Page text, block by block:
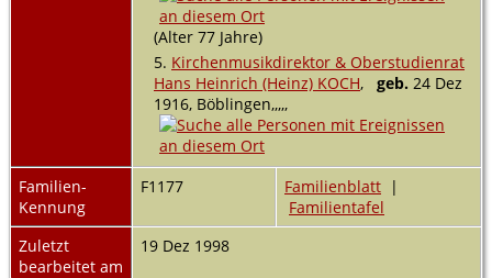
(Alter 77 Jahre)
5. Kirchenmusikdirektor & Oberstudienrat
Hans Heinrich (Heinz) KOCH, geb. 24 Dez
1916, Böblingen,,,,,
Familien-
Kennung
F1177 Familienblatt |
Familientafel
Zuletzt
bearbeitet am
19 Dez 1998